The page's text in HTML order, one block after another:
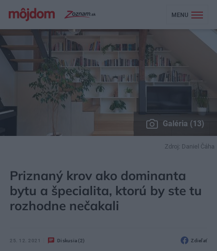
MENU
Galéria (13)
Zdroj: Daniel Čáha
Priznaný krov ako dominanta
bytu a špecialita, ktorú by ste tu
rozhodne nečakali
25. 12. 2021 Diskusia (2) Zdieľať